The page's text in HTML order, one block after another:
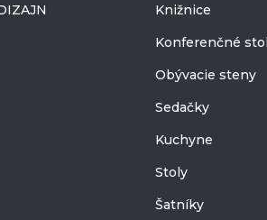
Knižnice
Konferenčné
Obývacie steny
Sedačky
Kuchyne
Stoly
Šatníky